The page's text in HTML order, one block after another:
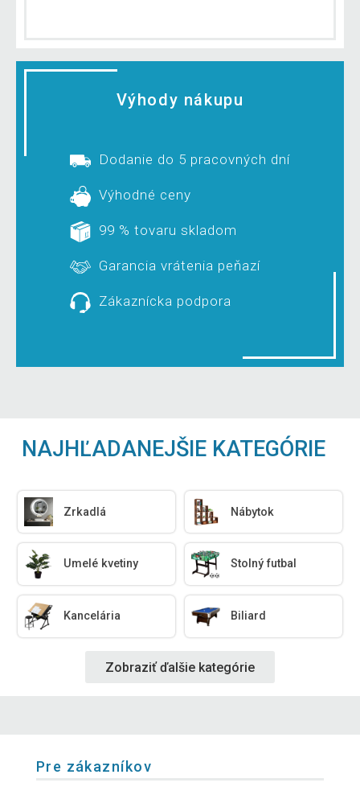
Výhody nákupu
Dodanie do 5 pracovných dní
Výhodné ceny
99 % tovaru skladom
Garancia vrátenia peňazí
Zákaznícka podpora
NAJHĽADANEJŠIE KATEGÓRIE
Zrkadlá Nábytok
Umelé kvetiny Stolný futbal
Kancelária Biliard
Zobraziť ďalšie kategórie
Pre zákazníkov